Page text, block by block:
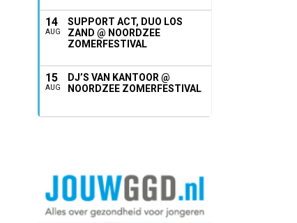
14
AUG
SUPPORT ACT, DUO LOS
ZAND @ NOORDZEE
ZOMERFESTIVAL
15
AUG
DJ’S VAN KANTOOR @
NOORDZEE ZOMERFESTIVAL